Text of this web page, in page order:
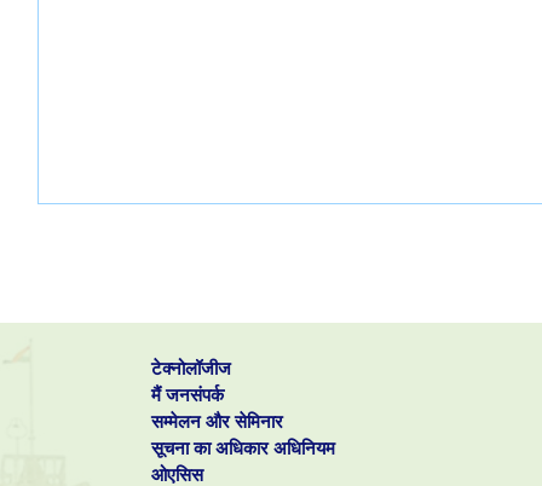
टेक्नोलॉजीज
मैं जनसंपर्क
सम्मेलन और सेमिनार
सूचना का अधिकार अधिनियम
ओएसिस